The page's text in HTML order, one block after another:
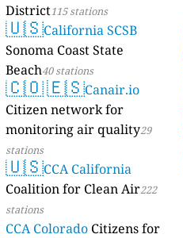
District115 stations
🇺🇸California SCSB
Sonoma Coast State
Beach40 stations
🇨🇴🇪🇸Canair.io
Citizen network for
monitoring air quality29
stations
🇺🇸CCA California
Coalition for Clean Air222
stations
CCA Colorado Citizens for